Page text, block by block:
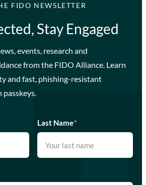
FIDO NEWSLETTER
Stay Engaged
events, research and
from the FIDO Alliance. Learn
and fast, phishing-resistant
Last Name*